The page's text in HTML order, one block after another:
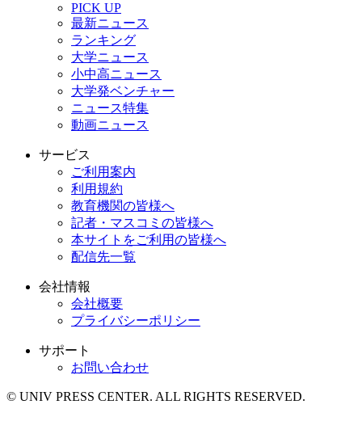
PICK UP
最新ニュース
ランキング
大学ニュース
小中高ニュース
大学発ベンチャー
ニュース特集
動画ニュース
サービス
ご利用案内
利用規約
教育機関の皆様へ
記者・マスコミの皆様へ
本サイトをご利用の皆様へ
配信先一覧
会社情報
会社概要
プライバシーポリシー
サポート
お問い合わせ
© UNIV PRESS CENTER. ALL RIGHTS RESERVED.